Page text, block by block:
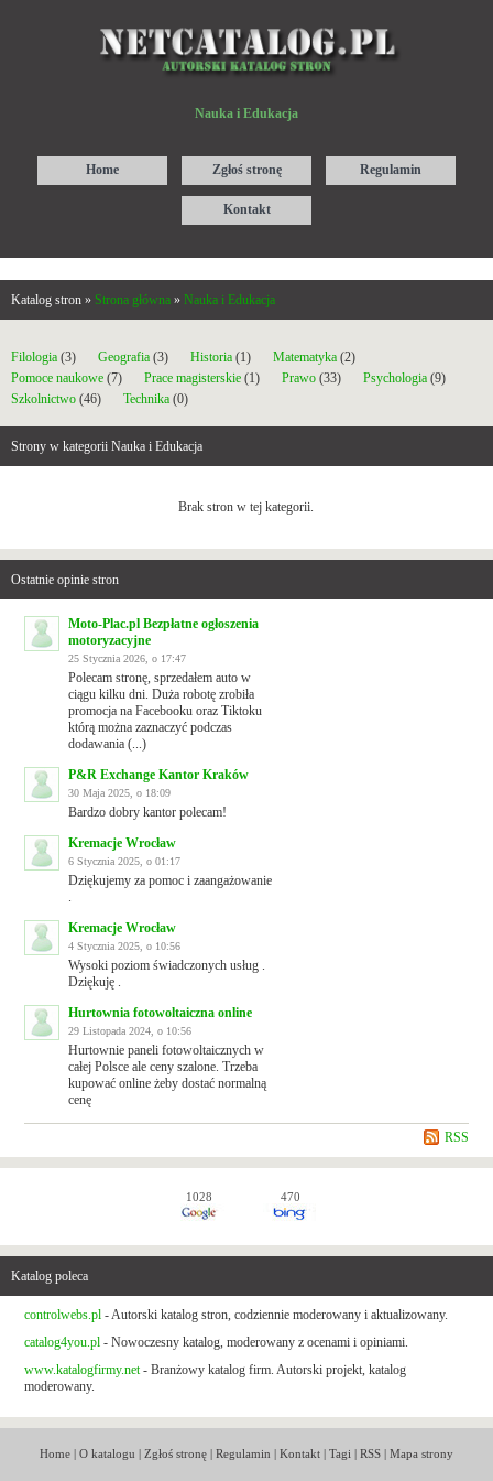
Nauka i Edukacja
Home Zgłoś stronę Regulamin
Kontakt
Katalog stron » Strona główna » Nauka i Edukacja
Filologia (3) Geografia (3) Historia (1) Matematyka (2)
Pomoce naukowe (7) Prace magisterskie (1) Prawo (33) Psychologia (9)
Szkolnictwo (46) Technika (0)
Strony w kategorii Nauka i Edukacja
Brak stron w tej kategorii.
Ostatnie opinie stron
Moto-Plac.pl Bezpłatne ogłoszenia
motoryzacyjne
25 Stycznia 2026, o 17:47
Polecam stronę, sprzedałem auto w
ciągu kilku dni. Duża robotę zrobiła
promocja na Facebooku oraz Tiktoku
którą można zaznaczyć podczas
dodawania (...)
P&R Exchange Kantor Kraków
30 Maja 2025, o 18:09
Bardzo dobry kantor polecam!
Kremacje Wrocław
6 Stycznia 2025, o 01:17
Dziękujemy za pomoc i zaangażowanie
Kremacje Wrocław
4 Stycznia 2025, o 10:56
Wysoki poziom świadczonych usług .
Dziękuję .
Hurtownia fotowoltaiczna online
29 Listopada 2024, o 10:56
Hurtownie paneli fotowoltaicznych w
całej Polsce ale ceny szalone. Trzeba
kupować online żeby dostać normalną
cenę
RSS
1028 470
Katalog poleca
controlwebs.pl - Autorski katalog stron, codziennie moderowany i aktualizowany.
catalog4you.pl - Nowoczesny katalog, moderowany z ocenami i opiniami.
www.katalogfirmy.net - Branżowy katalog firm. Autorski projekt, katalog
moderowany.
Home| O katalogu | Zgłoś stronę| Regulamin | Kontakt| Tagi | RSS| Mapa strony